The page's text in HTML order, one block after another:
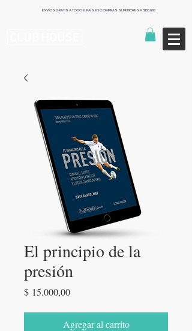
ENVÍOS GRATIS A TODO EL PAÍS EN COMPRAS SUPERIORES A $130.000
El principio de la
presión
$ 15.000,00Precio
Agregar al carrito